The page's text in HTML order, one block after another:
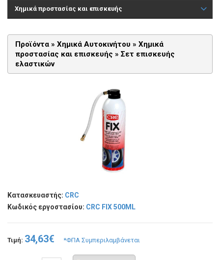
Χημικά προστασίας και επισκευής
Προϊόντα » Χημικά Αυτοκινήτου » Χημικά
προστασίας και επισκευής » Σετ επισκευής
ελαστικών
Κατασκευαστής: CRC
Κωδικός εργοστασίου: CRC FIX 500ML
Τιμή: 34,63€ *ΦΠΑ Συμπεριλαμβάνεται